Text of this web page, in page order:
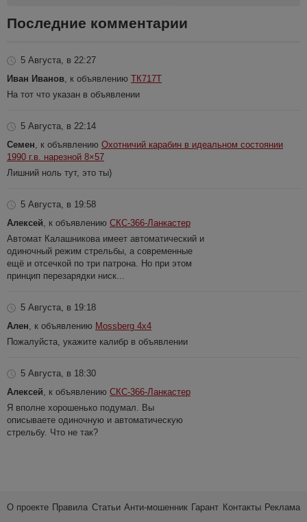
Последние комментарии
5 Августа, в 22:27
Иван Иванов , к объявлению ТК717Т
На тот что указан в объявлении
5 Августа, в 22:14
Семен , к объявлению Охотничий карабин в идеальном состоянии
1990 г.в. нарезной 8×57
Лишний ноль тут, это ты)
5 Августа, в 19:58
Алексей , к объявлению СКС-366-Ланкастер
Автомат Калашникова имеет автоматический и
одиночный режим стрельбы, а современные
ещё и отсечкой по три патрона. Но при этом
принцип перезарядки ниск...
5 Августа, в 19:18
Ален , к объявлению Mossberg 4x4
Пожалуйста, укажите калибр в объявлении
5 Августа, в 18:30
Алексей , к объявлению СКС-366-Ланкастер
Я вполне хорошенько подумал. Вы
описываете одиночную и автоматическую
стрельбу. Что не так?
О проекте Правила Статьи Анти-мошенник Гарант Контакты Реклама